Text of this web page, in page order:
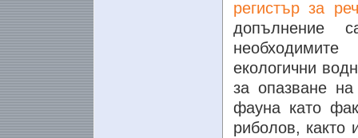
регистър за
допълнение
екологични
за опазване
фауна като
риболов, както